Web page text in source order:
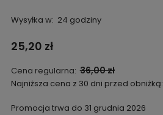
Wysyłka w: 24 godziny
25,20 zł
Cena regularna: 36,00 zł
Najniższa cena z 30 dni przed obniżką:
Promocja trwa do 31 grudnia 2026